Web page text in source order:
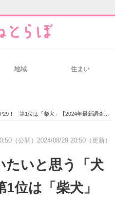
経営リー
製造業の
地域 住まい
第1位は「柴犬」【2024年最新調査結果】
（公開） 2024/08/29 20:50（更新）
たいと思う「犬
位は「柴犬」